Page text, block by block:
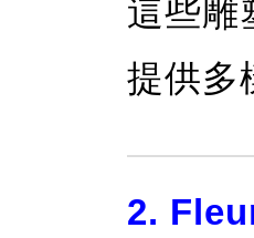
這些雕
提供多
2.